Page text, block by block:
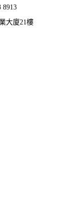
8913
大廈21樓